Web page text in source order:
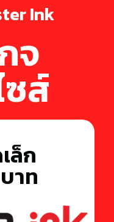
Ink
จ
ส์
ล็ก
าท